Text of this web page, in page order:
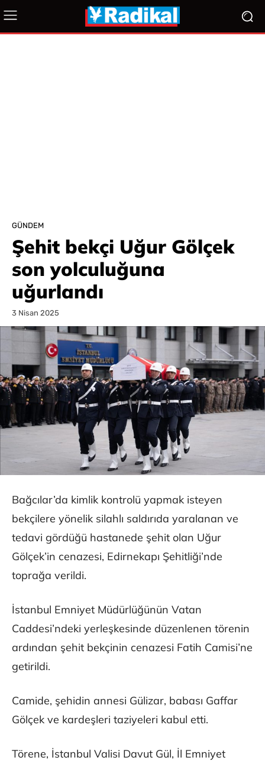
GÜNDEM
Şehit bekçi Uğur Gölçek
son yolculuğuna
uğurlandı
3 Nisan 2025
Bağcılar’da kimlik kontrolü yapmak isteyen
bekçilere yönelik silahlı saldırıda yaralanan ve
tedavi gördüğü hastanede şehit olan Uğur
Gölçek’in cenazesi, Edirnekapı Şehitliği’nde
toprağa verildi.
İstanbul Emniyet Müdürlüğünün Vatan
Caddesi’ndeki yerleşkesinde düzenlenen törenin
ardından şehit bekçinin cenazesi Fatih Camisi’ne
getirildi.
Camide, şehidin annesi Gülizar, babası Gaffar
Gölçek ve kardeşleri taziyeleri kabul etti.
Törene, İstanbul Valisi Davut Gül, İl Emniyet